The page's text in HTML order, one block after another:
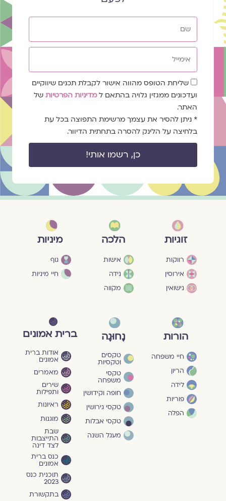
שדה
הסכמה
שליחת הטופס מהווה אישור לקבלת תכנים שיווקיים
ועדכונים ממגזין גלויה בהתאם למדיניות הפרטיות של
האתר.
* ניתן להסיר את עצמך מרשימת התפוצה בכל עת
בלחיצה על הלינק להסרה בתחתית הדיוור.
כן, רשמו אותי!
זוגיות
רווקות
אירוסין
נישואין
הלכה
אישות
נידה
מקווה
מיניות
גוף
חיי מיניות
הורות
חיי משפחה
הריון
לידה
פוריות
הפלה
נָחוּגָה
טקסים
וטקסיות
טקסי
משפחה
חופה וקידושין
טקסי גירושין
טקסי אבלות
מעגל השנה
ברית אמונים
אודות ברית
אמונים
מאמרים
שירים
ותפילות
ראיונות
מוגנוּת
שבת
התייצבות
לצד דינה
כנס ברית
אמונים
תוכנית כנס
2023
בתקשורת